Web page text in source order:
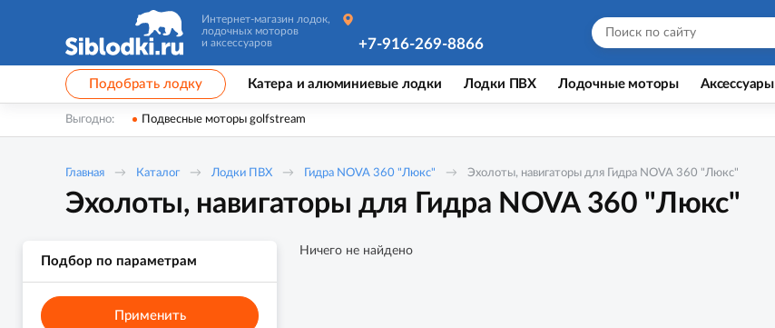
Интернет-магазин лодок,
лодочных моторов
и аксессуаров
+7-916-269-8866
Подобрать лодку Катера и алюминиевые лодки Лодки ПВХ Лодочные моторы Аксессуары
Выгодно: Подвесные моторы golfstream
Главная Каталог Лодки ПВХ Гидра NOVA 360 "Люкс" Эхолоты, навигаторы для Гидра NOVA 360 "Люкс"
Эхолоты, навигаторы для Гидра NOVA 360 "Люкс"
Подбор по параметрам
Применить
Ничего не найдено